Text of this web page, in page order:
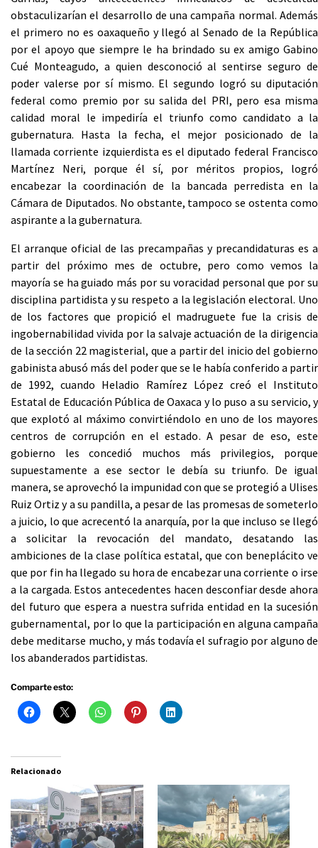
obstaculizarían el desarrollo de una campaña normal. Además
el primero no es oaxaqueño y llegó al Senado de la República
por el apoyo que siempre le ha brindado su ex amigo Gabino
Cué Monteagudo, a quien desconoció al sentirse seguro de
poder valerse por sí mismo. El segundo logró su diputación
federal como premio por su salida del PRI, pero esa misma
calidad moral le impediría el triunfo como candidato a la
gubernatura. Hasta la fecha, el mejor posicionado de la
llamada corriente izquierdista es el diputado federal Francisco
Martínez Neri, porque él sí, por méritos propios, logró
encabezar la coordinación de la bancada perredista en la
Cámara de Diputados. No obstante, tampoco se ostenta como
aspirante a la gubernatura.
El arranque oficial de las precampañas y precandidaturas es a
partir del próximo mes de octubre, pero como vemos la
mayoría se ha guiado más por su voracidad personal que por su
disciplina partidista y su respeto a la legislación electoral. Uno
de los factores que propició el madruguete fue la crisis de
ingobernabilidad vivida por la salvaje actuación de la dirigencia
de la sección 22 magisterial, que a partir del inicio del gobierno
gabinista abusó más del poder que se le había conferido a partir
de 1992, cuando Heladio Ramírez López creó el Instituto
Estatal de Educación Pública de Oaxaca y lo puso a su servicio, y
que explotó al máximo convirtiéndolo en uno de los mayores
centros de corrupción en el estado. A pesar de eso, este
gobierno les concedió muchos más privilegios, porque
supuestamente a ese sector le debía su triunfo. De igual
manera, se aprovechó la impunidad con que se protegió a Ulises
Ruiz Ortiz y a su pandilla, a pesar de las promesas de someterlo
a juicio, lo que acrecentó la anarquía, por la que incluso se llegó
a solicitar la revocación del mandato, desatando las
ambiciones de la clase política estatal, que con beneplácito ve
que por fin ha llegado su hora de encabezar una corriente o irse
a la cargada. Estos antecedentes hacen desconfiar desde ahora
del futuro que espera a nuestra sufrida entidad en la sucesión
gubernamental, por lo que la participación en alguna campaña
debe meditarse mucho, y más todavía el sufragio por alguno de
los abanderados partidistas.
Comparte esto:
Relacionado